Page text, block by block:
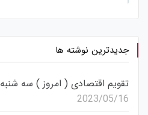
جدیدترین نوشته ها
تقویم اقتصادی ( امروز ) سه شنبه۱۶ می ۲۰۲۳
2023/05/16